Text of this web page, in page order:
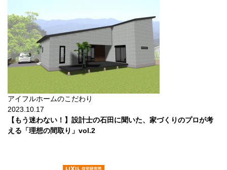
アイフルホームのこだわり
2023.10.17
【もう迷わない！】設計士の石田に聞いた、家づくりのプロが考
える「理想の間取り」vol.2